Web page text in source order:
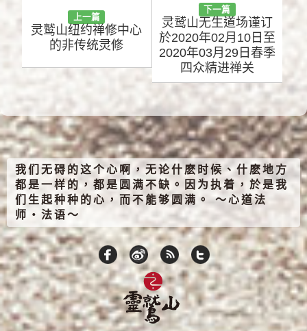
上一篇
灵鹫山纽约禅修中心
的非传统灵修
下一篇
灵鹫山无生道场谨订
於2020年02月10日至
2020年03月29日春季
四众精进禅关
我们无碍的这个心啊，无论什麽时候、什麽地方
都是一样的，都是圆满不缺。因为执着，於是我
们生起种种的心，而不能够圆满。 ～心道法
师‧法语～